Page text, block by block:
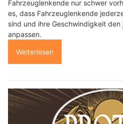
Fahrzeuglenkende nur schwer
es, dass Fahrzeuglenkende
sind und ihre Geschwindigkeit den
anpassen.
Weiterlesen